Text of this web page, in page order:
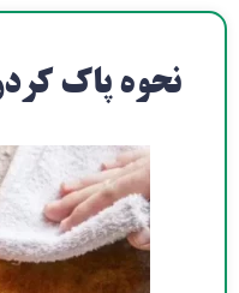
نحوه پاک